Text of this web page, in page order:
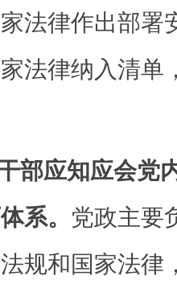
法律作出部署
法律纳入清单
部应知应会党
系。 党政主要
规和国家法律